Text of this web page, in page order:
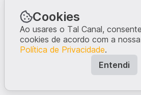
Cookies
Ao usares o Tal Canal,
cookies de acordo com a nossa
Política de Privacidade.
Entendi